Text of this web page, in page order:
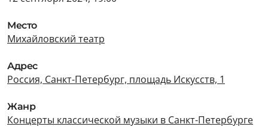
Место
Михайловский театр
Адрес
Россия, Санкт-Петербург, площадь Искусств, 1
Жанр
Концерты классической музыки в Санкт-Петербурге